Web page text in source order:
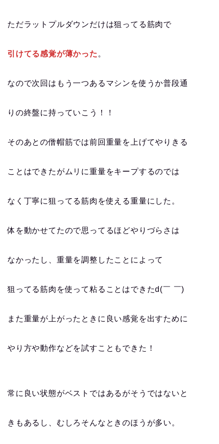
ただラットプルダウンだけは狙ってる筋肉で
引けてる感覚が薄かった 。
なので次回はもう一つあるマシンを使うか普段通
りの終盤に持っていこう！！
そのあとの僧帽筋では前回重量を上げてやりきる
ことはできたがムリに重量をキープするのでは
なく丁寧に狙ってる筋肉を使える重量にした。
体を動かせてたので思ってるほどやりづらさは
なかったし、重量を調整したことによって
狙ってる筋肉を使って粘ることはできたd(￣ ￣)
また重量が上がったときに良い感覚を出すために
やり方や動作などを試すこともできた！
常に良い状態がベストではあるがそうではないと
きもあるし、むしろそんなときのほうが多い。